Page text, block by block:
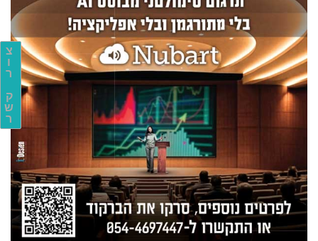
צ
ו
ר
ק
ש
ר